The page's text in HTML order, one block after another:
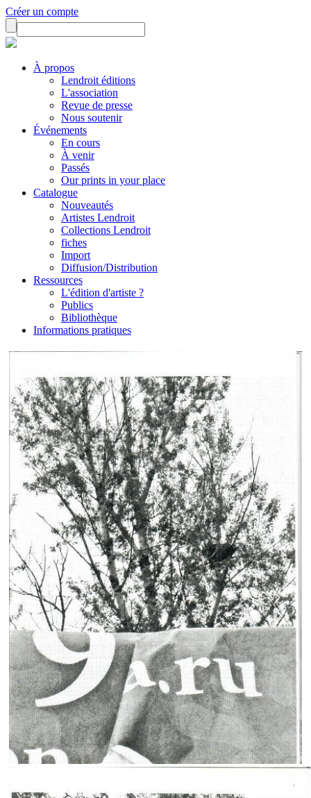
Créer un compte
À propos
Lendroit éditions
L'association
Revue de presse
Nous soutenir
Événements
En cours
À venir
Passés
Our prints in your place
Catalogue
Nouveautés
Artistes Lendroit
Collections Lendroit
fiches
Import
Diffusion/Distribution
Ressources
L'édition d'artiste ?
Publics
Bibliothèque
Informations pratiques